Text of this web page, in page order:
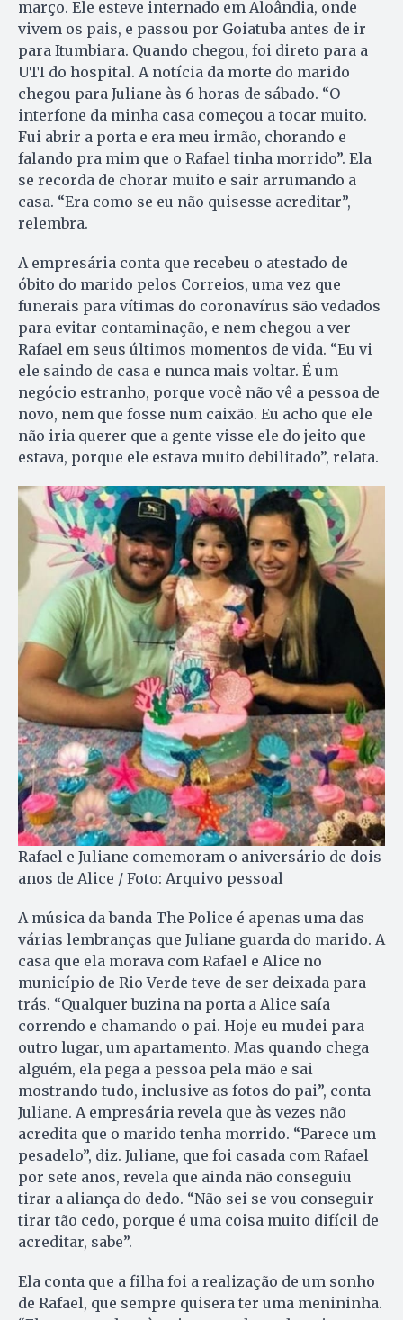
março. Ele esteve internado em Aloândia, onde
vivem os pais, e passou por Goiatuba antes de ir
para Itumbiara. Quando chegou, foi direto para a
UTI do hospital. A notícia da morte do marido
chegou para Juliane às 6 horas de sábado. “O
interfone da minha casa começou a tocar muito.
Fui abrir a porta e era meu irmão, chorando e
falando pra mim que o Rafael tinha morrido”. Ela
se recorda de chorar muito e sair arrumando a
casa. “Era como se eu não quisesse acreditar”,
relembra.
A empresária conta que recebeu o atestado de
óbito do marido pelos Correios, uma vez que
funerais para vítimas do coronavírus são vedados
para evitar contaminação, e nem chegou a ver
Rafael em seus últimos momentos de vida. “Eu vi
ele saindo de casa e nunca mais voltar. É um
negócio estranho, porque você não vê a pessoa de
novo, nem que fosse num caixão. Eu acho que ele
não iria querer que a gente visse ele do jeito que
estava, porque ele estava muito debilitado”, relata.
Rafael e Juliane comemoram o aniversário de dois
anos de Alice / Foto: Arquivo pessoal
A música da banda The Police é apenas uma das
várias lembranças que Juliane guarda do marido. A
casa que ela morava com Rafael e Alice no
município de Rio Verde teve de ser deixada para
trás. “Qualquer buzina na porta a Alice saía
correndo e chamando o pai. Hoje eu mudei para
outro lugar, um apartamento. Mas quando chega
alguém, ela pega a pessoa pela mão e sai
mostrando tudo, inclusive as fotos do pai”, conta
Juliane. A empresária revela que às vezes não
acredita que o marido tenha morrido. “Parece um
pesadelo”, diz. Juliane, que foi casada com Rafael
por sete anos, revela que ainda não conseguiu
tirar a aliança do dedo. “Não sei se vou conseguir
tirar tão cedo, porque é uma coisa muito difícil de
acreditar, sabe”.
Ela conta que a filha foi a realização de um sonho
de Rafael, que sempre quisera ter uma menininha.